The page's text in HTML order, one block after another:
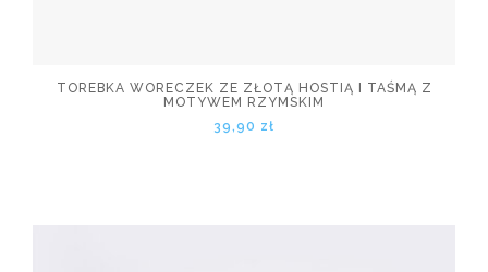
TOREBKA WORECZEK ZE ZŁOTĄ HOSTIĄ I TAŚMĄ Z
MOTYWEM RZYMSKIM
39,90 zł